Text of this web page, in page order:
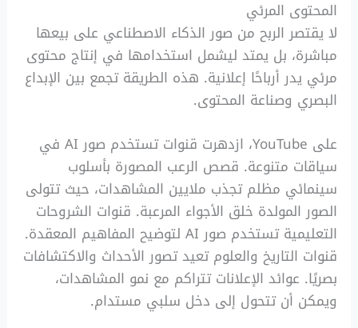
المحتوى المرئي
لا يقتصر الربح من صور الذكاء الاصطناعي على بيعها
مباشرة، بل يمتد ليشمل استخدامها في إنتاج محتوى
مرئي يدر أرباحًا إعلانية. هذه الطريقة تجمع بين الإبداع
البصري وصناعة المحتوى.
على YouTube، ازدهرت قنوات تستخدم صور AI في
سياقات متنوعة. قصص الرعب المصورة بأسلوب
سينمائي مظلم تجذب ملايين المشاهدات، حيث تتولى
الصور المولدة خلق الأجواء المرعبة. قنوات الشروحات
التعليمية تستخدم صور AI لتوضيح المفاهيم المعقدة.
قنوات التاريخ والعلوم تعيد تصور الأحداث والاكتشافات
بصريًا. عوائد الإعلانات تتراكم مع نمو المشاهدات،
ويمكن أن تتحول إلى دخل سلبي مستدام.